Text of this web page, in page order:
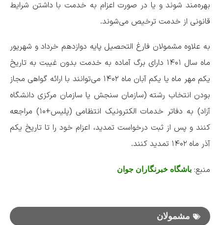
بهره‌مند شوند و یا در صورت اعزام به خدمت با داشتن شرایط
قانونی از خدمت ترخیص می‌شوند.
به علاوه مشمولان فارغ التحصیل پایه دوازدهم خرداد و شهریور
ماه سال ۱۴۰۱ دارای برگ آماده به خدمت بدون غیبت به تاریخ
یکم مهر ماه یا یکم آبان ماه ۱۴۰۲ می‌توانند با ارائه گواهی مجاز
بودن انتخاب رشته (سازمان سنجش یا سازمان مرکزی دانشگاه
آزاد) به دفاتر خدمات الکترونیک انتظامی (پلیس+۱۰) مراجعه
کنند و پس از ثبت درخواست تمدید، اعزام خود را تا تاریخ یکم
آذر ماه ۱۴۰۲ تمدید کنند.
منبع: باشگاه خبرنگاران جوان
مشمولان